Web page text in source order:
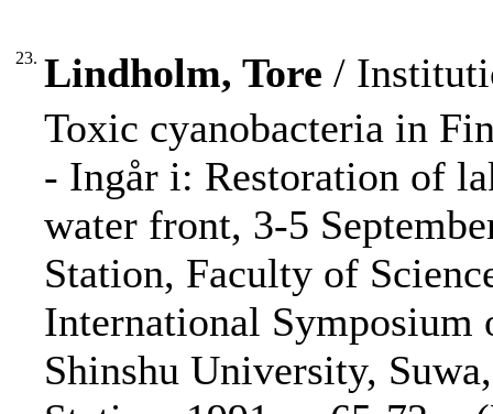
23. Lindholm, Tore /
Toxic cyanobacteria in
- Ingår i: Restoration of
water front, 3-5
Station, Faculty of
International Symposium
Shinshu University,